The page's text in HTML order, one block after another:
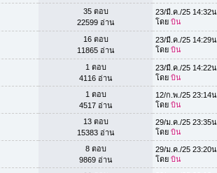
35 ตอบ
22599 อ่าน
23/มี.ค./25 14:32น.
โดยบิน
16 ตอบ
11865 อ่าน
23/มี.ค./25 14:29น.
โดยบิน
1 ตอบ
4116 อ่าน
23/มี.ค./25 14:22น.
โดยบิน
1 ตอบ
4517 อ่าน
12/ก.พ./25 23:14น.
โดยบิน
13 ตอบ
15383 อ่าน
29/ม.ค./25 23:35น.
โดยบิน
8 ตอบ
9869 อ่าน
29/ม.ค./25 23:20น.
โดยบิน